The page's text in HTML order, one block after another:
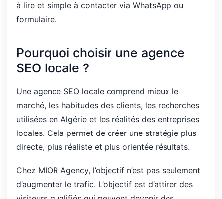
à lire et simple à contacter via WhatsApp ou
formulaire.
Pourquoi choisir une agence
SEO locale ?
Une agence SEO locale comprend mieux le
marché, les habitudes des clients, les recherches
utilisées en Algérie et les réalités des entreprises
locales. Cela permet de créer une stratégie plus
directe, plus réaliste et plus orientée résultats.
Chez MIOR Agency, l’objectif n’est pas seulement
d’augmenter le trafic. L’objectif est d’attirer des